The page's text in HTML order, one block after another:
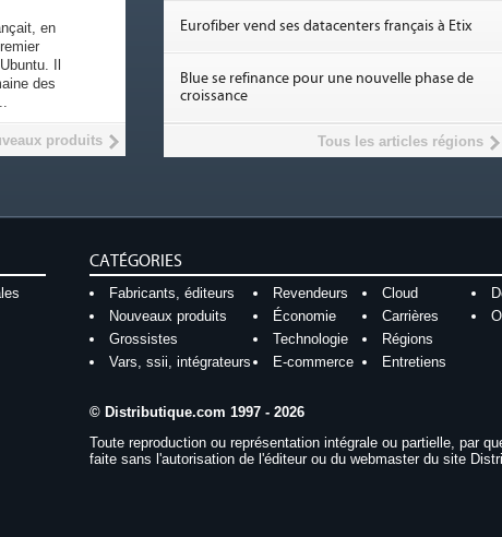
en
Il
des
produits
Eurofiber vend ses datacenters français à Etix
Blue se refinance pour une nouvelle phase de
croissance
Tous les articles régions
CATÉGORIES
Fabricants, éditeurs Revendeurs Cloud
Nouveaux produits
Économie Carrières
Grossistes
Technologie
Régions
Vars, ssii, intégrateurs
E-commerce Entretiens
© Distributique.com 1997 - 2026
Toute reproduction ou représentation intégrale ou partielle, par
faite sans l'autorisation de l'éditeur ou du webmaster du site